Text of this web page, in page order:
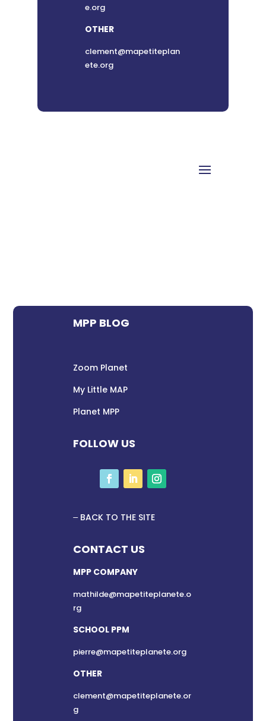
e.org
OTHER
clement@mapetiteplan
ete.org
MPP BLOG
Zoom Planet
My Little MAP
Planet MPP
FOLLOW US
BACK TO THE SITE
CONTACT US
MPP COMPANY
mathilde@mapetiteplanete.o
rg
SCHOOL PPM
pierre@mapetiteplanete.org
OTHER
clement@mapetiteplanete.or
g